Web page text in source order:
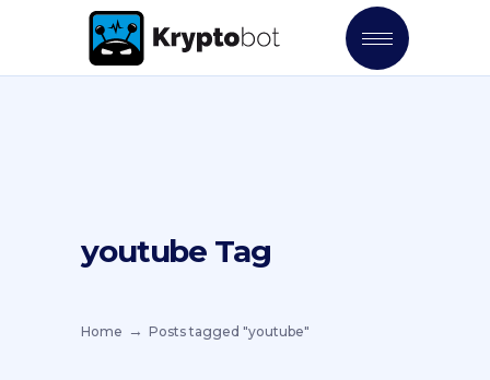
youtube Tag
Home Posts tagged "youtube"